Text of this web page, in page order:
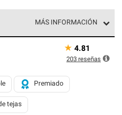
MÁS INFORMACIÓN
superior de nuestra red
estrictos de
mejor garantía de
Premiado
tejas
★ 4.81
203 reseñas